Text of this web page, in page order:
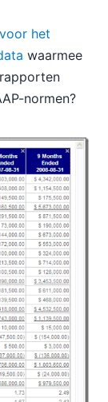
het
waarmee
normen?